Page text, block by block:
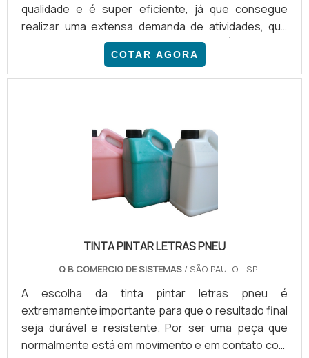
qualidade e é super eficiente, já que consegue
realizar uma extensa demanda de atividades, que
vão muito além de imprimir papéis. É de suma
importância que a impressora esteja em sua
perfeita funcionalidade, para que toda e qualquer
Resistência; Matéria-prima de alta qualidade; Entre
uma série de outros.
COTAR AGORA
TINTA PINTAR LETRAS PNEU
Q B COMERCIO DE SISTEMAS / SÃO PAULO - SP
A escolha da tinta pintar letras pneu é
extremamente importante para que o resultado final
seja durável e resistente. Por ser uma peça que
normalmente está em movimento e em contato com